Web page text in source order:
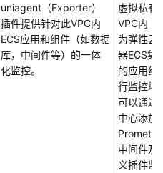
uniagent（Exporter）
插件提供针对此VPC内
ECS应用和组件（如数据
库，中间件等）的一体
化监控。
虚拟私有
VPC内（
为弹性云
器ECS集
的应用组
行监控场
可以通过
中心添加
中间件及
义插件监